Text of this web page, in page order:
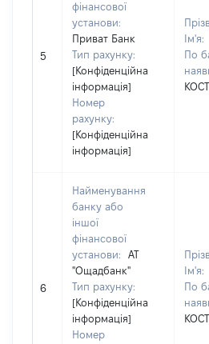
5
фінансової
установи:
Приват Банк
Тип рахунку:
[Конфіденційна
інформація]
Номер
рахунку:
[Конфіденційна
інформація]
Ім'я:
По
6
Найменування
банку або
іншої
фінансової
установи:
АТ
"Ощадбанк"
Тип рахунку:
[Конфіденційна
інформація]
Номер
Ім'я:
По